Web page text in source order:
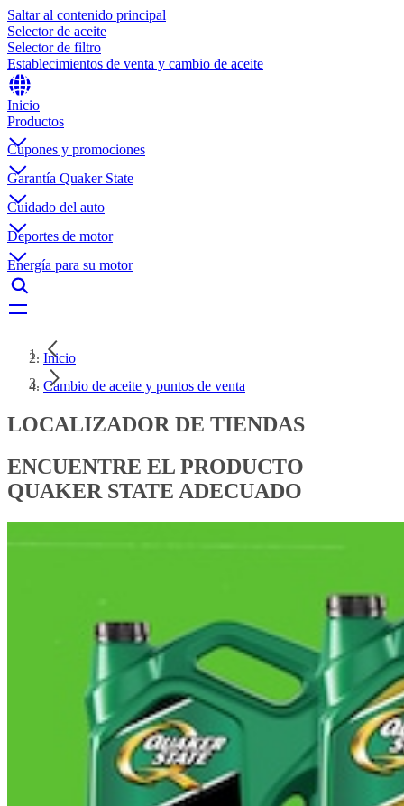
Saltar al contenido principal
Selector de aceite
Selector de filtro
Establecimientos de venta y cambio de aceite
Inicio
Productos
Cupones y promociones
Garantía Quaker State
Cuidado del auto
Deportes de motor
Energía para su motor
Inicio
Cambio de aceite y puntos de venta
LOCALIZADOR DE TIENDAS
ENCUENTRE EL PRODUCTO
QUAKER STATE ADECUADO